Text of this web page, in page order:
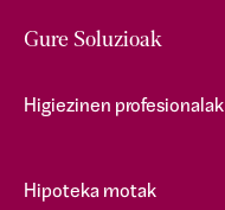
Gure Soluzioak
Higiezinen profesionalak
Hipoteka motak